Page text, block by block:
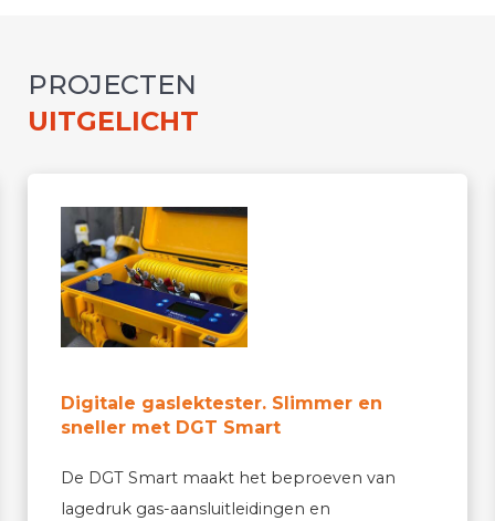
PROJECTEN
UITGELICHT
Digitale gaslektester. Slimmer en
sneller met DGT Smart
De DGT Smart maakt het beproeven van
lagedruk gas-aansluitleidingen en